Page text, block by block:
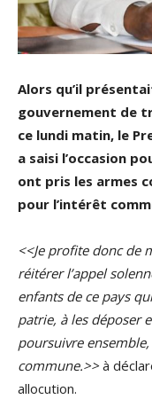
Alors qu’il
gouvernement de
ce lundi matin, le
a saisi l’occasion
ont pris les armes
pour l’intérêt
<<Je profite donc de
réitérer l’appel
enfants de ce pays
patrie, à les déposer
poursuivre
commune.>> à
allocution.